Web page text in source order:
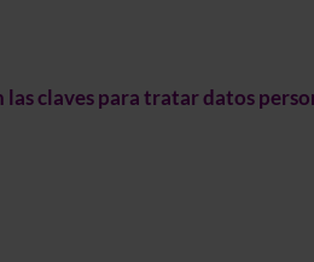
las claves para tratar datos